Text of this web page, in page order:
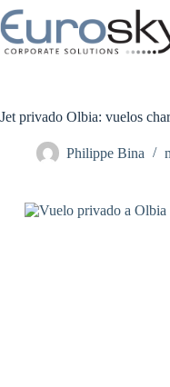
Saltar
al
contenido
Jet privado Olbia: vuelos
Philippe Bina